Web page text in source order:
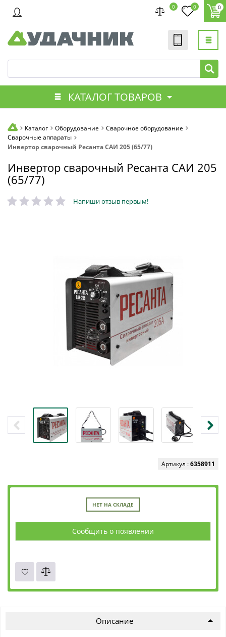
0 0 0
КАТАЛОГ ТОВАРОВ
Каталог Оборудование
Сварочное оборудование
Сварочные аппараты
Инвертор сварочный Ресанта САИ 205 (65/77)
Инвертор сварочный Ресанта САИ 205
(65/77)
Напиши отзыв первым!
Артикул :6358911
НЕТ НА СКЛАДЕ
Сообщить о появлении
Описание